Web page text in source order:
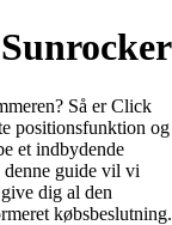
Så er Click
positionsfunktion og
et indbydende
guide vil vi
dig al den
købsbeslutning.